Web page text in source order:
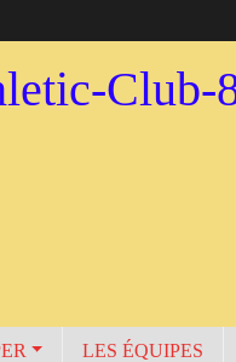
Club-
LES ÉQUIPES